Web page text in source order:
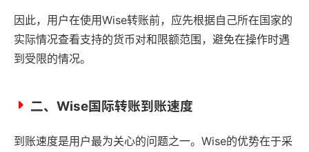
因此，用户在使用Wise转账前，应先根据自己所在国家的
实际情况查看支持的货币对和限额范围，避免在操作时遇
到受限的情况。
二、Wise国际转账到账速度
到账速度是用户最为关心的问题之一。Wise的优势在于采